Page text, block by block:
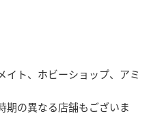
イト、ホビーショップ、アミ
の異なる店舗もございま